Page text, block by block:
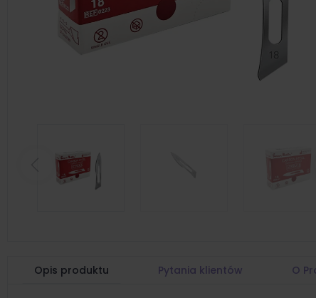
Poprzedni
Opis produktu Pytania klientów O